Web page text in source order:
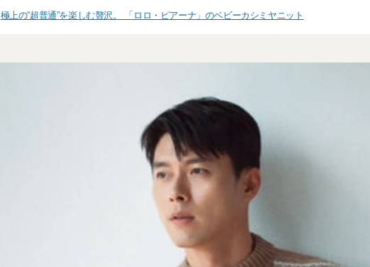
極上の“超普通”を楽しむ贅沢。 「ロロ・ピアーナ」のベビーカシミヤニット